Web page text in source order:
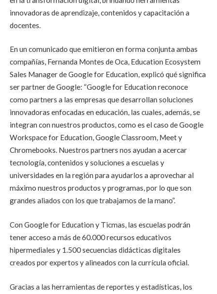
innovadoras de aprendizaje, contenidos y capacitación a
docentes.
En un comunicado que emitieron en forma conjunta ambas
compañías, Fernanda Montes de Oca, Education Ecosystem
Sales Manager de Google for Education, explicó qué significa
ser partner de Google: “Google for Education reconoce
como partners a las empresas que desarrollan soluciones
innovadoras enfocadas en educación, las cuales, además, se
integran con nuestros productos, como es el caso de Google
Workspace for Education, Google Classroom, Meet y
Chromebooks. Nuestros partners nos ayudan a acercar
tecnología, contenidos y soluciones a escuelas y
universidades en la región para ayudarlos a aprovechar al
máximo nuestros productos y programas, por lo que son
grandes aliados con los que trabajamos de la mano”.
Con Google for Education y Ticmas, las escuelas podrán
tener acceso a más de 60.000 recursos educativos
hipermediales y 1.500 secuencias didácticas digitales
creados por expertos y alineados con la currícula oficial.
Gracias a las herramientas de reportes y estadísticas, los